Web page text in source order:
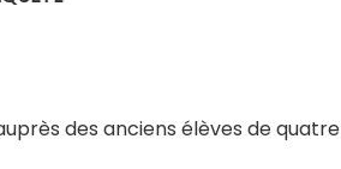
des anciens élèves de